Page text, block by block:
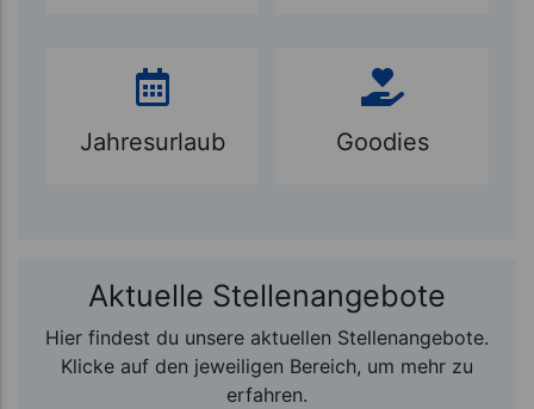
Jahresurlaub Goodies
Aktuelle Stellenangebote
Hier findest du unsere aktuellen Stellenangebote.
Klicke auf den jeweiligen Bereich, um mehr zu
erfahren.